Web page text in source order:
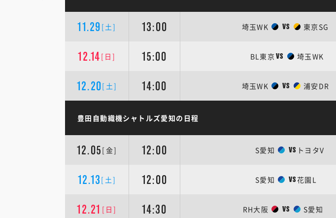
11.29 [土] 13:00 埼玉WK VS 東京SG
12.14 [日] 15:00 BL東京 VS 埼玉WK
12.20[土] 14:00 埼玉WK VS 浦安DR
豊田自動織機シャトルズ愛知の日程
12.05 [金] 12:00 S愛知 VS トヨタV
12.13 [土] 12:00 S愛知 VS花園L
12.21 [日] 14:30 RH大阪 VS S愛知